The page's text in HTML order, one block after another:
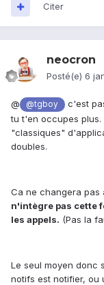
Citer
neocron
Posté(e) 6
@ @tgboy
c'est
tu t'en occupes plus.
"classiques"
doubles.
Ca ne changera pas
n'intègre pas cette
les appels. (Pas la
Le seul moyen donc
notifs est notifier, ou